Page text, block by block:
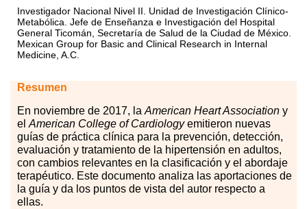
Investigador Nacional Nivel II. Unidad de Investigación Clínico-
Metabólica. Jefe de Enseñanza e Investigación del Hospital
General Ticomán, Secretaría de Salud de la Ciudad de México.
Mexican Group for Basic and Clinical Research in Internal
Medicine, A.C.
Resumen
En noviembre de 2017, la American Heart Association y
el American College of Cardiologyemitieron nuevas
guías de práctica clínica para la prevención, detección,
evaluación y tratamiento de la hipertensión en adultos,
con cambios relevantes en la clasificación y el abordaje
terapéutico. Este documento analiza las aportaciones de
la guía y da los puntos de vista del autor respecto a
ellas.